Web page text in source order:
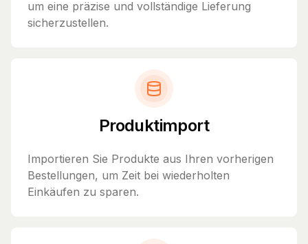
um eine präzise und vollständige Lieferung
sicherzustellen.
Produktimport
Importieren Sie Produkte aus Ihren vorherigen
Bestellungen, um Zeit bei wiederholten
Einkäufen zu sparen.